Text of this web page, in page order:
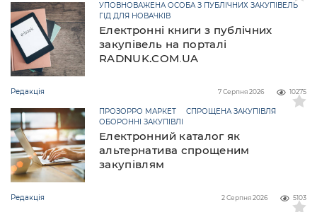
Електронні книги з публічних
закупівель на порталі
RADNUK.COM.UA
УПОВНОВАЖЕНА ОСОБА З ПУБЛІЧНИХ ЗАКУПІВЕЛЬ
ГІД ДЛЯ НОВАЧКІВ
Редакція 10275
7 Серпня 2026
Електронний каталог як
альтернатива спрощеним
закупівлям
ПРОЗОРРО МАРКЕТ
СПРОЩЕНА ЗАКУПІВЛЯ
ОБОРОННІ ЗАКУПІВЛІ
Редакція 5103
2 Серпня 2026